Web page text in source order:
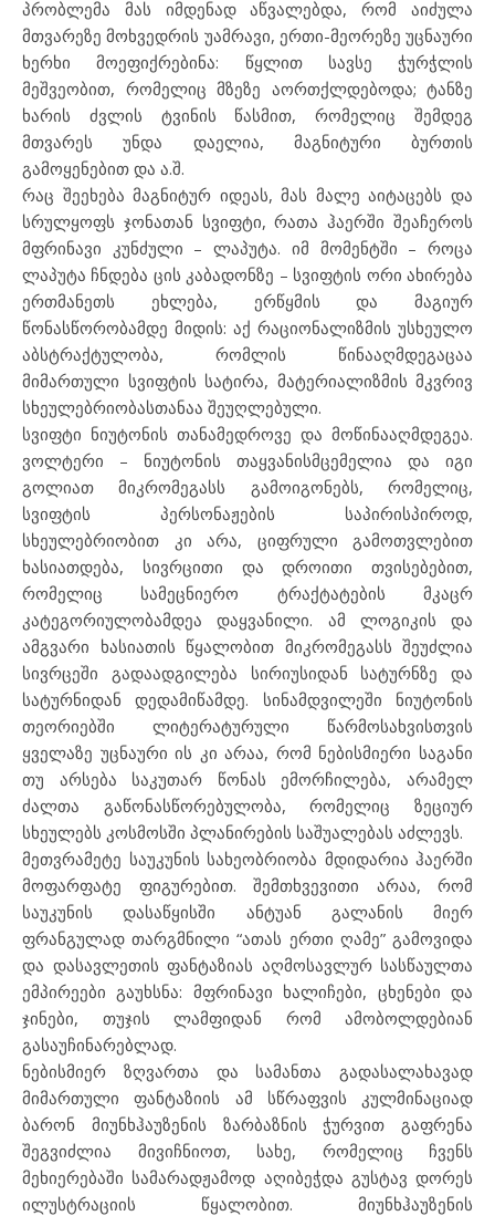
პრობლემა მას იმდენად აწვალებდა, რომ აიძულა
მთვარეზე მოხვედრის უამრავი, ერთი-მეორეზე უცნაური
ხერხი მოეფიქრებინა: წყლით სავსე ჭურჭლის
მეშვეობით, რომელიც მზეზე აორთქლდებოდა; ტანზე
ხარის ძვლის ტვინის წასმით, რომელიც შემდეგ
მთვარეს უნდა დაელია, მაგნიტური ბურთის
გამოყენებით და ა.შ.
რაც შეეხება მაგნიტურ იდეას, მას მალე აიტაცებს და
სრულყოფს ჯონათან სვიფტი, რათა ჰაერში შეაჩეროს
მფრინავი კუნძული – ლაპუტა. იმ მომენტში – როცა
ლაპუტა ჩნდება ცის კაბადონზე – სვიფტის ორი ახირება
ერთმანეთს ეხლება, ერწყმის და მაგიურ
წონასწორობამდე მიდის: აქ რაციონალიზმის უსხეულო
აბსტრაქტულობა, რომლის წინააღმდეგაცაა
მიმართული სვიფტის სატირა, მატერიალიზმის მკვრივ
სხეულებრიობასთანაა შეუღლებული.
სვიფტი ნიუტონის თანამედროვე და მოწინააღმდეგეა.
ვოლტერი – ნიუტონის თაყვანისმცემელია და იგი
გოლიათ მიკრომეგასს გამოიგონებს, რომელიც,
სვიფტის პერსონაჟების საპირისპიროდ,
სხეულებრიობით კი არა, ციფრული გამოთვლებით
ხასიათდება, სივრცითი და დროითი თვისებებით,
რომელიც სამეცნიერო ტრაქტატების მკაცრ
კატეგორიულობამდეა დაყვანილი. ამ ლოგიკის და
ამგვარი ხასიათის წყალობით მიკრომეგასს შეუძლია
სივრცეში გადაადგილება სირიუსიდან სატურნზე და
სატურნიდან დედამიწამდე. სინამდვილეში ნიუტონის
თეორიებში ლიტერატურული წარმოსახვისთვის
ყველაზე უცნაური ის კი არაა, რომ ნებისმიერი საგანი
თუ არსება საკუთარ წონას ემორჩილება, არამელ
ძალთა გაწონასწორებულობა, რომელიც ზეციურ
სხეულებს კოსმოსში პლანირების საშუალებას აძლევს.
მეთვრამეტე საუკუნის სახეობრიობა მდიდარია ჰაერში
მოფარფატე ფიგურებით. შემთხვევითი არაა, რომ
საუკუნის დასაწყისში ანტუან გალანის მიერ
ფრანგულად თარგმნილი “ათას ერთი ღამე” გამოვიდა
და დასავლეთის ფანტაზიას აღმოსავლურ სასწაულთა
ემპირეები გაუხსნა: მფრინავი ხალიჩები, ცხენები და
ჯინები, თუჯის ლამფიდან რომ ამობოლდებიან
გასაუჩინარებლად.
ნებისმიერ ზღვართა და სამანთა გადასალახავად
მიმართული ფანტაზიის ამ სწრაფვის კულმინაციად
ბარონ მიუნხჰაუზენის ზარბაზნის ჭურვით გაფრენა
შეგვიძლია მივიჩნიოთ, სახე, რომელიც ჩვენს
მეხიერებაში სამარადჟამოდ აღიბეჭდა გუსტავ დორეს
ილუსტრაციის წყალობით. მიუნხჰაუზენის